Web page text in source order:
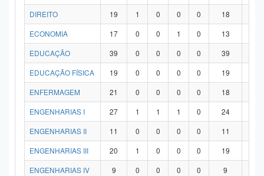
DIREITO 19 1 0 0 0 18
ECONOMIA
17 0 0 1 0 13
EDUCAÇÃO
39 0 0 0 0 39
EDUCAÇÃO FÍSICA
19 0 0 0 0 19
ENFERMAGEM
21 0 0 0 0 18
ENGENHARIAS I
27 1 1 1 0 24
ENGENHARIAS II
11 0 0 0 0 11
ENGENHARIAS III
20 1 0 0 0 19
ENGENHARIAS IV
9 0 0 0 0 9